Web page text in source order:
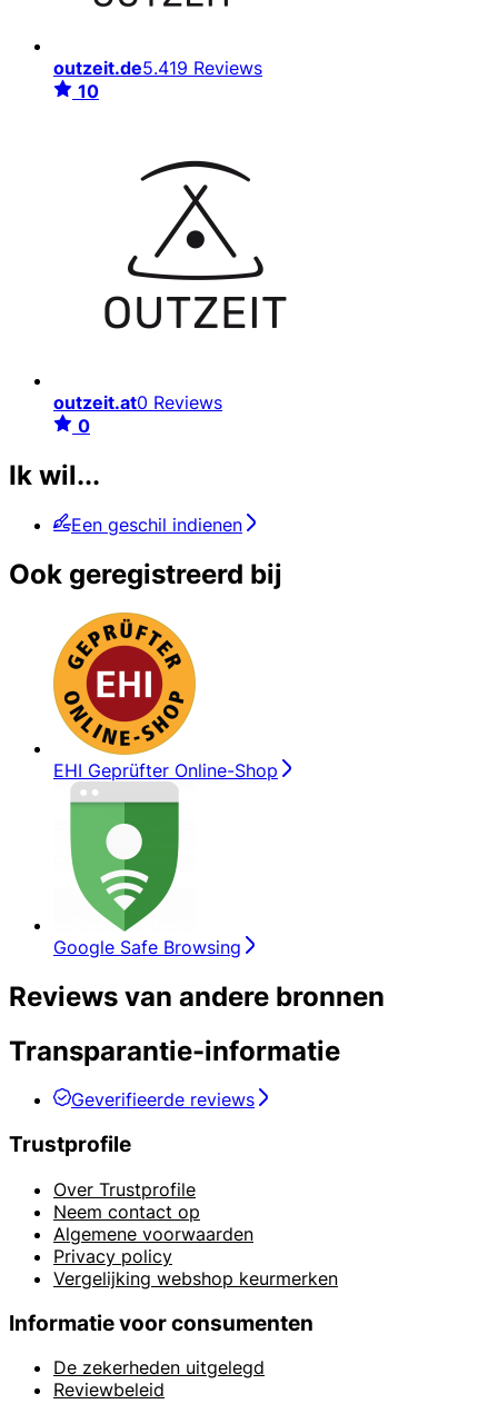
outzeit.de5.419 Reviews
10
outzeit.at0 Reviews
0
Ik wil...
Een geschil indienen
Ook geregistreerd bij
EHI Geprüfter Online-Shop
Google Safe Browsing
Reviews van andere bronnen
Transparantie-informatie
Geverifieerde reviews
Trustprofile
Over Trustprofile
Neem contact op
Algemene voorwaarden
Privacy policy
Vergelijking webshop keurmerken
Informatie voor consumenten
De zekerheden uitgelegd
Reviewbeleid